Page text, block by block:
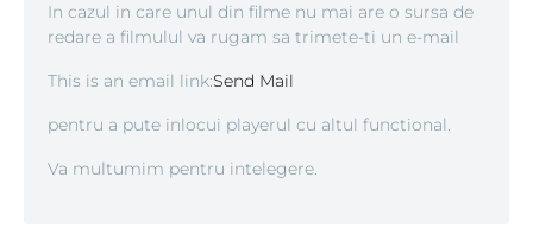
In cazul in care unul din filme nu mai are o sursa de
redare a filmulul va rugam sa trimete-ti un e-mail
This is an email link:Send Mail
pentru a pute inlocui playerul cu altul functional.
Va multumim pentru intelegere.